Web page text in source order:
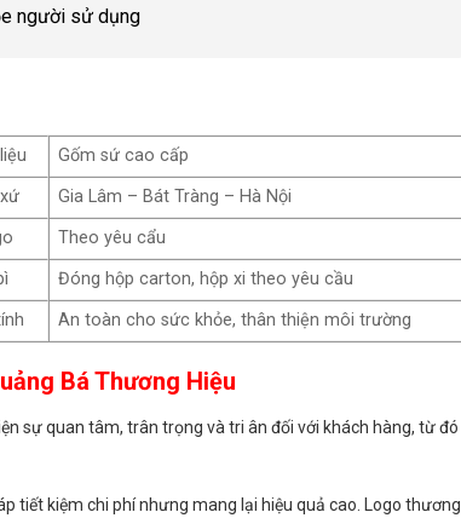
người sử dụng
Gốm sứ cao cấp
Gia Lâm – Bát Tràng – Hà Nội
Theo yêu cẩu
Đóng hộp carton, hộp xi theo yêu cầu
An toàn cho sức khỏe, thân thiện môi trường
Bá Thương Hiệu
sự quan tâm, trân trọng và tri ân đối với khách hàng, từ đó
tiết kiệm chi phí nhưng mang lại hiệu quả cao. Logo thương